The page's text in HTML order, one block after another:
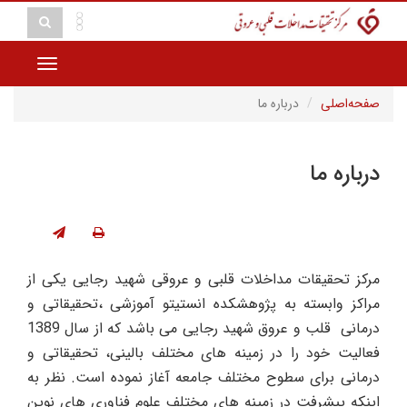
Toggle
صفحه‌اصلی
درباره ما
درباره ما
مرکز تحقیقات مداخلات قلبی و عروقی شهید رجایی یکی از
مراکز وابسته به پژوهشکده انستیتو آموزشی ،تحقیقاتی و
درمانی قلب و عروق شهید رجایی می باشد که از سال 1389
فعالیت خود را در زمینه های مختلف بالینی، تحقیقاتی و
درمانی برای سطوح مختلف جامعه آغاز نموده است. نظر به
اینکه پیشرفت در زمینه های مختلف علوم فناوری های نوین